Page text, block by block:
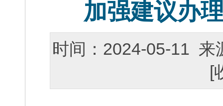
加强建议办
时间：2024-05-11 来
[